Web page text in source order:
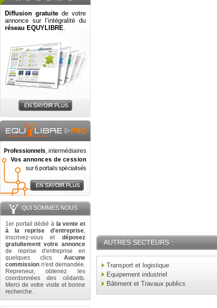
Diffusion gratuite de votre
annonce sur l’intégralité du
réseau EQUYLIBRE.
Professionnels, intermédiaires
Vos annonces de cession
sur 6 portails spécialisés
QUI SOMMES NOUS
1er portail dédié à la vente et
à la reprise d'entreprise,
inscrivez-vous et déposez
gratuitement votre annonce
de reprise d'entreprise en
quelques clics. Aucune
commission n'est demandée.
Repreneur, obtenez les
coordonnées des cédants.
Merci de votre visite et bonne
recherche.
AUTRES SECTEURS :
Transport et logistique
Equipement industriel
Bâtiment et Travaux publics